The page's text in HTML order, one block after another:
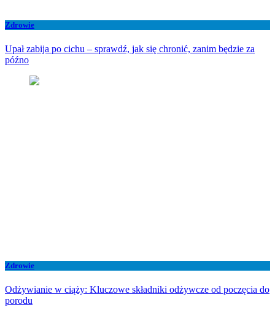
Zdrowie
Upał zabija po cichu – sprawdź, jak się chronić, zanim będzie za
późno
Zdrowie
Odżywianie w ciąży: Kluczowe składniki odżywcze od poczęcia do
porodu